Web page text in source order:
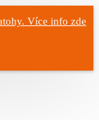
Více info zde